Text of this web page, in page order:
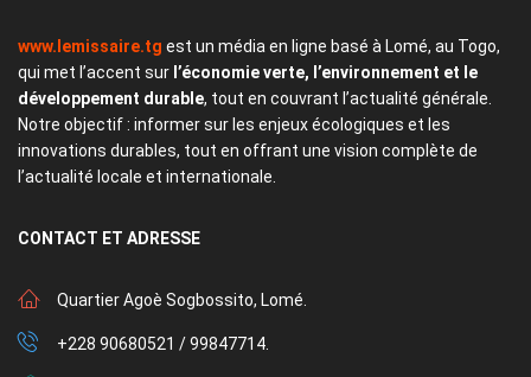
www.lemissaire.tg est un média en ligne basé à Lomé, au Togo,
qui met l’accent sur l’économie verte, l’environnement et le
développement durable, tout en couvrant l’actualité générale.
Notre objectif : informer sur les enjeux écologiques et les
innovations durables, tout en offrant une vision complète de
l’actualité locale et internationale.
CONTACT ET ADRESSE
Quartier Agoè Sogbossito, Lomé.
+228 90680521 / 99847714.